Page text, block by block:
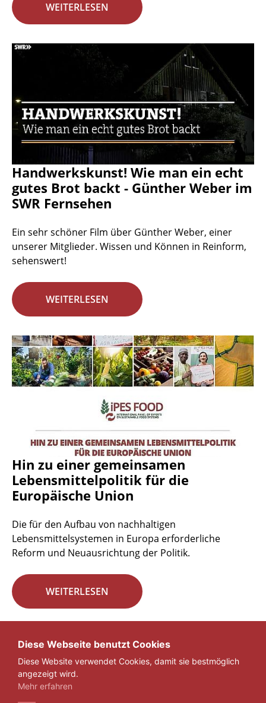
WEITERLESEN
Handwerkskunst! Wie man ein echt
gutes Brot backt - Günther Weber im
SWR Fernsehen
Ein sehr schöner Film über Günther Weber, einer
unserer Mitglieder. Wissen und Können in Reinform,
sehenswert!
WEITERLESEN
Hin zu einer gemeinsamen
Lebensmittelpolitik für die
Europäische Union
Die für den Aufbau von nachhaltigen
Lebensmittelsystemen in Europa erforderliche
Reform und Neuausrichtung der Politik.
WEITERLESEN
« 1 ... 27 28 29
Diese Webseite benutzt Cookies
Diese Website verwendet Cookies, damit sie bestmöglich
angezeigt wird.
Mehr erfahren